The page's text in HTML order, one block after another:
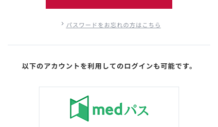
パスワードをお忘れの方はこちら
以下のアカウントを利用してのログインも可能です。